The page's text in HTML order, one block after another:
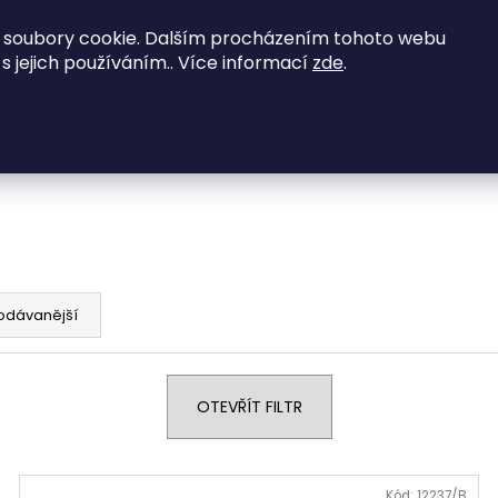
cookie. Dalším procházením tohoto webu
jejich používáním.. Více informací zde.
zajímavé nabídky - kontaktujte nás na
OTEVŘÍT FILTR
Doporučujeme